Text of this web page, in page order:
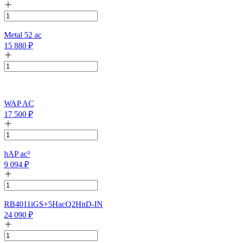
Metal 52 ac
15 880 ₽
WAP AC
17 500 ₽
hAP ac³
9 094 ₽
RB4011iGS+5HacQ2HnD-IN
24 090 ₽